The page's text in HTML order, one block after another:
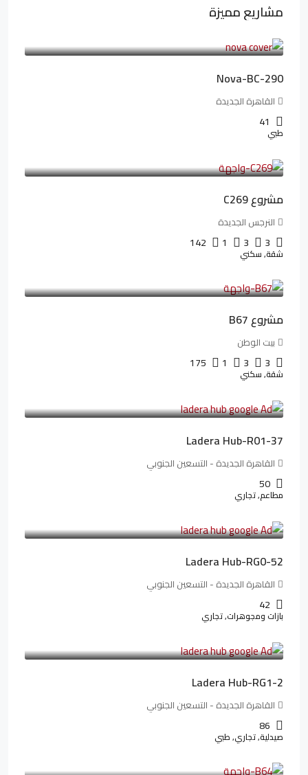
مشاريع مميزة
6,323,076LE
Nova-BC-290
القاهرة الجديدة
41
طبي
4,402,000LE
مشروع C269
النرجس الجديدة
3
3
1
142
شقة, سكني
4,550,000LE
مشروع B67
بيت الوطن
3
3
1
175
شقة, سكني
13,912,288LE
Ladera Hub-R01-37
القاهرة الجديدة - التسعين الجنوبي
50
مطاعم, تجاري
13,319,821LE
Ladera Hub-RG0-52
القاهرة الجديدة - التسعين الجنوبي
42
بازات ومجوهرات, تجاري
38,551,500LE
Ladera Hub-RG1-2
القاهرة الجديدة - التسعين الجنوبي
86
صيدلية, تجاري, طبي
3,125,000LE